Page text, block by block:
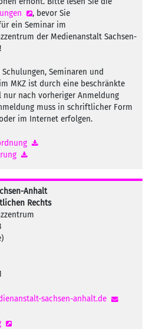
, bevor Sie
ein Seminar im
der Medienanstalt Sachsen-
Seminaren und
MKZ ist durch eine beschränkte
nur nach vorheriger Anmeldung
muss in schriftlicher Form
im Internet erfolgen.
Anhalt
Rechts
sachsen-anhalt.de